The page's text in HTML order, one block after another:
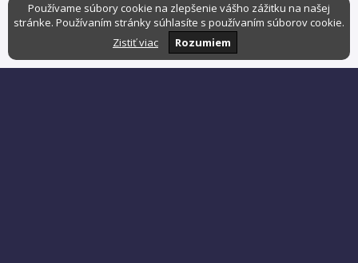
Používame súbory cookie na zlepšenie vášho zážitku na našej
stránke. Používaním stránky súhlasíte s používaním súborov cookie.
Zistiť viac
Rozumiem